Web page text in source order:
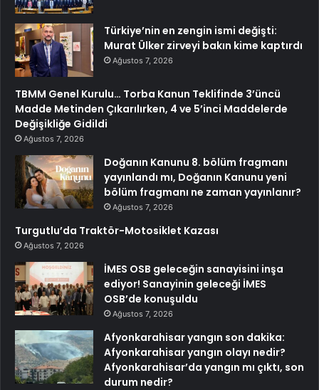
Türkiye’nin en zengin ismi değişti:
Murat Ülker zirveyi bakın kime kaptırdı
Ağustos 7, 2026
TBMM Genel Kurulu… Torba Kanun Teklifinde 3’üncü
Madde Metinden Çıkarılırken, 4 ve 5’inci Maddelerde
Değişikliğe Gidildi
Ağustos 7, 2026
Doğanın Kanunu 8. bölüm fragmanı
yayınlandı mı, Doğanın Kanunu yeni
bölüm fragmanı ne zaman yayınlanır?
Ağustos 7, 2026
Turgutlu’da Traktör-Motosiklet Kazası
Ağustos 7, 2026
İMES OSB geleceğin sanayisini inşa
ediyor! Sanayinin geleceği İMES
OSB’de konuşuldu
Ağustos 7, 2026
Afyonkarahisar yangın son dakika:
Afyonkarahisar yangın olayı nedir?
Afyonkarahisar’da yangın mı çıktı, son
durum nedir?